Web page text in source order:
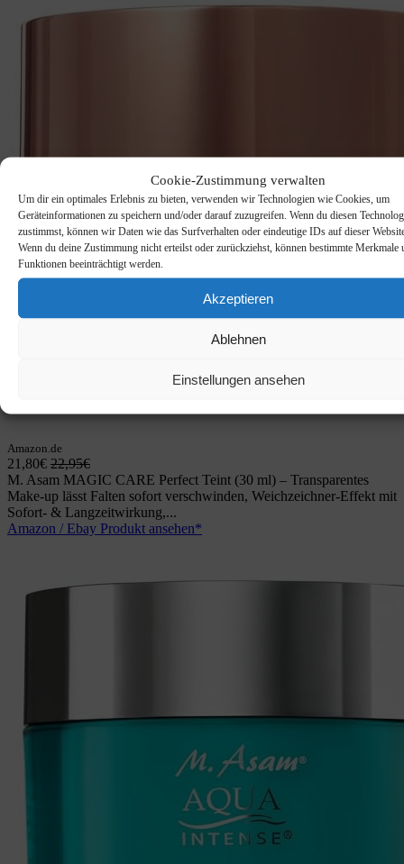
Cookie-Zustimmung verwalten
Um dir ein optimales Erlebnis zu bieten, verwenden wir Technologien wie Cookies, um
Geräteinformationen zu speichern und/oder darauf zuzugreifen. Wenn du diesen
zustimmst, können wir Daten wie das Surfverhalten oder eindeutige IDs auf dieser
Wenn du deine Zustimmung nicht erteilst oder zurückziehst, können bestimmte Merkmale
Funktionen beeinträchtigt werden.
Akzeptieren
Ablehnen
Einstellungen ansehen
Amazon.de
21,80€ 22,95€
M. Asam MAGIC CARE Perfect Teint (30 ml) – Transparentes
Make-up lässt Falten sofort verschwinden, Weichzeichner-Effekt mit
Sofort- & Langzeitwirkung,...
Amazon / Ebay Produkt ansehen*